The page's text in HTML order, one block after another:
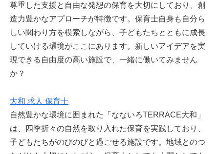
尊重した支援と自由な発想の保育を大切にしており、創
造力豊かなアプローチが特徴です。保育士自身も自分ら
しい関わり方を模索しながら、子どもたちとともに成長
していける環境がここにあります。新しいアイデアを実
現できる自由度の高い施設で、一緒に働いてみません
か？
大和 求人 保育士
自然豊かな環境に囲まれた「なないろTERRACE大和」
は、四季折々の自然を取り入れた保育を実践しており、
子どもたちがのびのびと過ごせる施設です。地域とのつ